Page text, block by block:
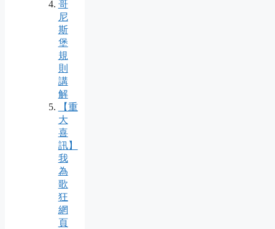
哥
尼
斯
堡
規
則
講
解
【重
大
喜
訊】
我
為
歌
狂
網
頁